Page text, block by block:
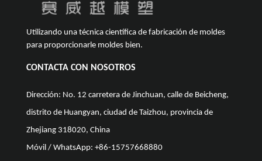
Utilizando una técnica científica de fabricación de moldes
para proporcionarle moldes bien.
CONTACTA CON NOSOTROS
Dirección: No. 12 carretera de Jinchuan, calle de Beicheng,
distrito de Huangyan, ciudad de Taizhou, provincia de
Zhejiang 318020, China
Móvil / WhatsApp: +86-15757668880